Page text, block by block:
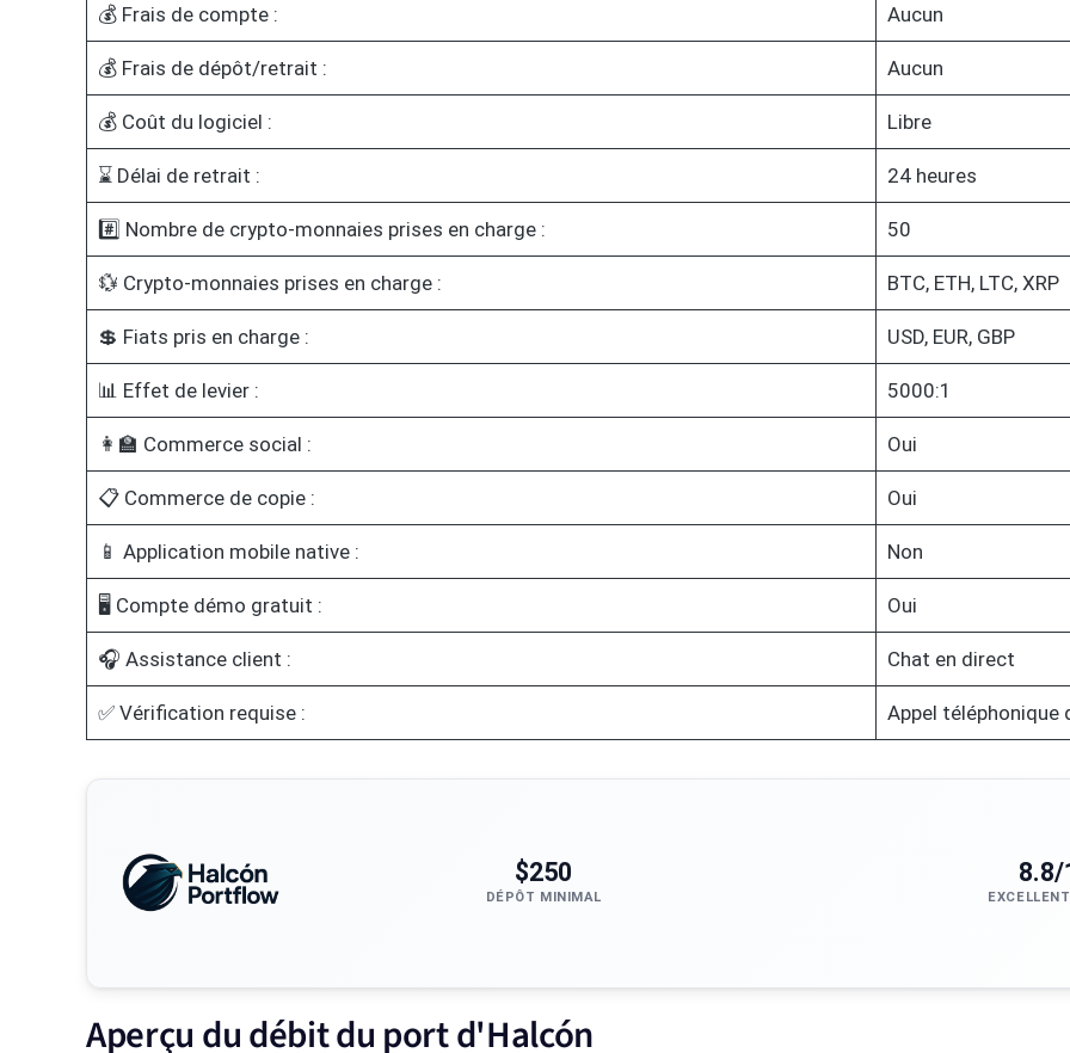
💰 Frais de compte : Aucun
💰 Frais de dépôt/retrait : Aucun
💰 Coût du logiciel : Libre
⌛ Délai de retrait : 24 heures
#️⃣ Nombre de crypto-monnaies prises en charge : 50
💱 Crypto-monnaies prises en charge : BTC, ETH, LTC, XRP
💲 Fiats pris en charge : USD, EUR, GBP
📊 Effet de levier : 5000:1
👩‍🏫 Commerce social : Oui
📋 Commerce de copie : Oui
📱 Application mobile native : Non
🖥️ Compte démo gratuit : Oui
🎧 Assistance client : Chat en direct
✅ Vérification requise : Appel téléphonique
$250
DÉPÔT MINIMAL
8.8/
Aperçu du débit du port d'Halcón